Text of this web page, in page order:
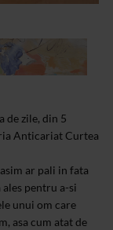
de zile, din 5
Anticariat Curtea
ar pali in fata
pentru a-si
unui om care
asa cum atat de